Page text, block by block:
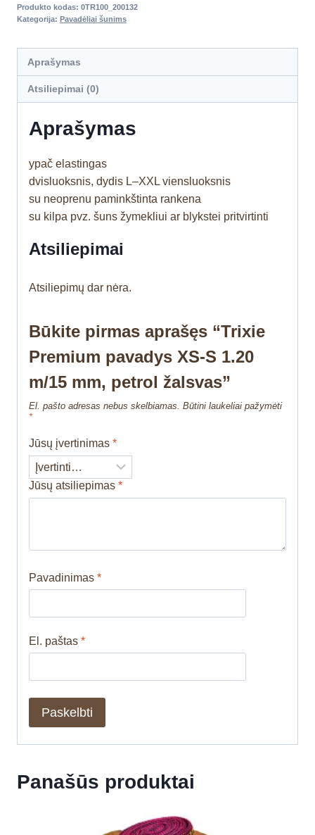
Produkto kodas: 0TR100_200132
Kategorija: Pavadėliai šunims
Aprašymas
Atsiliepimai (0)
Aprašymas
ypač elastingas
dvisluoksnis, dydis L–XXL viensluoksnis
su neoprenu paminkštinta rankena
su kilpa pvz. šuns žymekliui ar blykstei pritvirtinti
Atsiliepimai
Atsiliepimų dar nėra.
Būkite pirmas aprašęs “Trixie
Premium pavadys XS-S 1.20
m/15 mm, petrol žalsvas”
El. pašto adresas nebus skelbiamas. Būtini laukeliai pažymėti
*
Jūsų įvertinimas *
Jūsų atsiliepimas *
Pavadinimas *
El. paštas *
Panašūs produktai